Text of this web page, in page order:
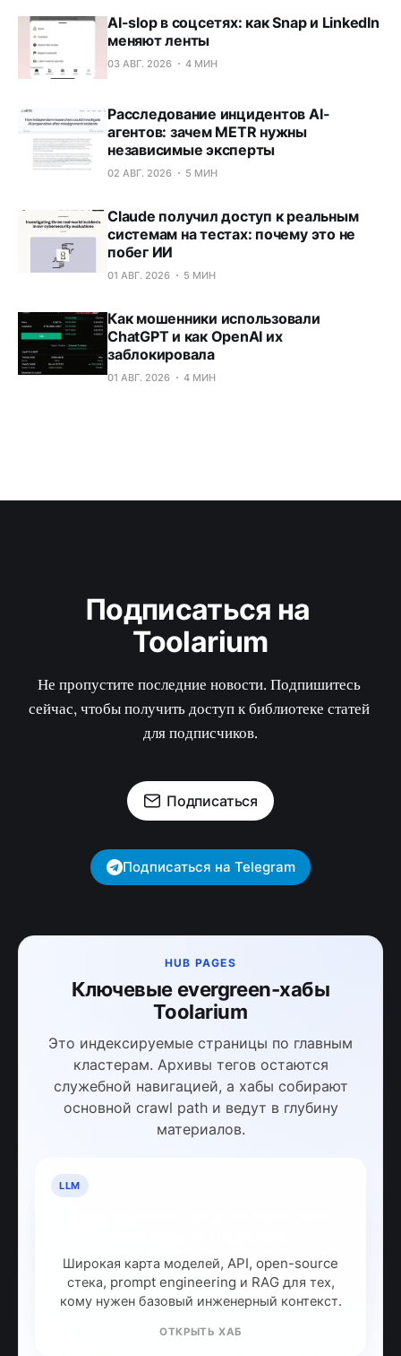
AI-slop в соцсетях: как Snap и LinkedIn
меняют ленты
03 АВГ. 2026 4 МИН
Расследование инцидентов AI-
агентов: зачем METR нужны
независимые эксперты
02 АВГ. 2026 5 МИН
Claude получил доступ к реальным
системам на тестах: почему это не
побег ИИ
01 АВГ. 2026 5 МИН
Как мошенники использовали
ChatGPT и как OpenAI их
заблокировала
01 АВГ. 2026 4 МИН
Подписаться на
Toolarium
Не пропустите последние новости. Подпишитесь
сейчас, чтобы получить доступ к библиотеке статей
для подписчиков.
Подписаться
Подписаться на Telegram
HUB PAGES
Ключевые evergreen-хабы
Toolarium
Это индексируемые страницы по главным
кластерам. Архивы тегов остаются
служебной навигацией, а хабы собирают
основной crawl path и ведут в глубину
материалов.
LLM
Широкая карта моделей, API, open-source
стека, prompt engineering и RAG для тех,
кому нужен базовый инженерный контекст.
ОТКРЫТЬ ХАБ